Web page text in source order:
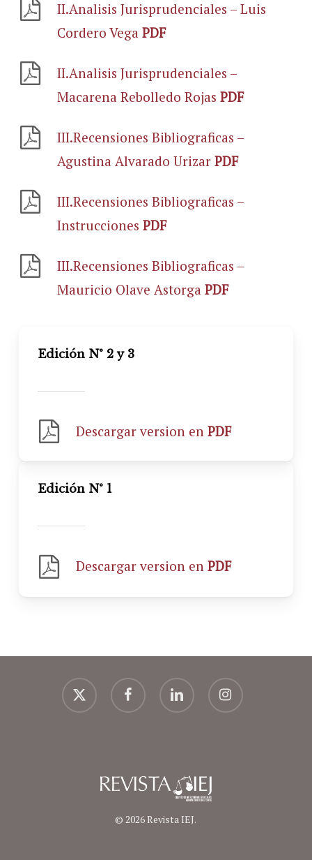
II.Analisis Jurisprudenciales – Luis
Cordero Vega PDF
II.Analisis Jurisprudenciales –
Macarena Rebolledo Rojas PDF
III.Recensiones Bibliograficas –
Agustina Alvarado Urizar PDF
III.Recensiones Bibliograficas –
Instrucciones PDF
III.Recensiones Bibliograficas –
Mauricio Olave Astorga PDF
Edición N° 2 y 3
Descargar version en PDF
Edición N° 1
Descargar version en PDF
x-
twitter
facebook linkedin instagram
© 2026 Revista IEJ.